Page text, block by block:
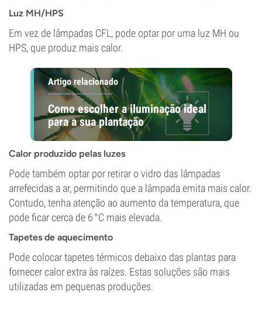
Luz MH/HPS
Em vez de lâmpadas CFL, pode optar por uma luz MH ou
HPS, que produz mais calor.
Artigo relacionado
Como escolher a iluminação ideal
para a sua plantação
Calor produzido pelas luzes
Pode também optar por retirar o vidro das lâmpadas
arrefecidas a ar, permitindo que a lâmpada emita mais calor.
Contudo, tenha atenção ao aumento da temperatura, que
pode ficar cerca de 6 °C mais elevada.
Tapetes de aquecimento
Pode colocar tapetes térmicos debaixo das plantas para
fornecer calor extra às raízes. Estas soluções são mais
utilizadas em pequenas produções.